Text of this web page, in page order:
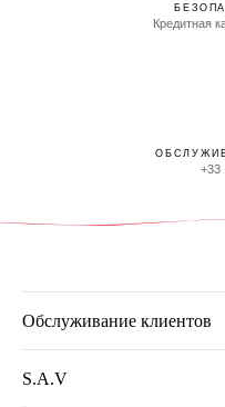
Кредитная
+33
Обслуживание клиентов
S.A.V